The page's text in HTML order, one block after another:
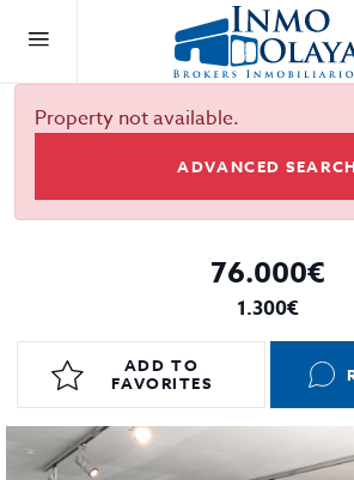
Property not available.
ADVANCED SEARCH
76.000€
1.300€
ADD TO
FAVORITES